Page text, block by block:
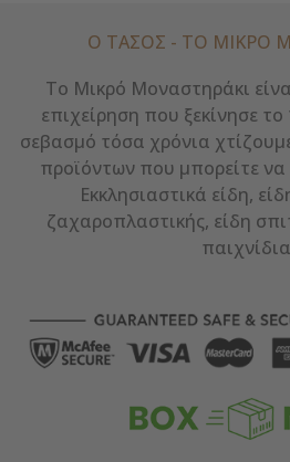
Ο ΤΑΣΟΣ - ΤΟ ΜΙΚΡΌ
Το Μικρό Μοναστηράκι
επιχείρηση που ξεκίνησε
σεβασμό τόσα χρόνια
προϊόντων που μπορείτε να
Εκκλησιαστικά είδη,
ζαχαροπλαστικής, είδη